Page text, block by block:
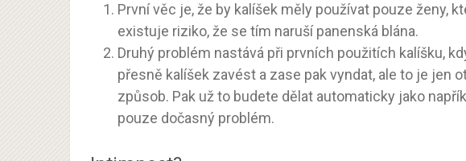
První věc je, že by kalíšek měly používat pouze ženy,
existuje riziko, že se tím naruší panenská blána.
Druhý problém nastává při prvních použitích kalíšku,
přesně kalíšek zavést a zase pak vyndat, ale to je jen
způsob. Pak už to budete dělat automaticky jako
pouze dočasný problém.